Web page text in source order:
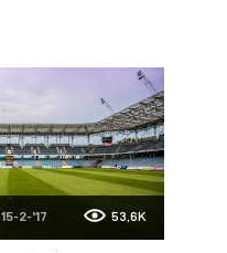
15-2-'17 53,6K